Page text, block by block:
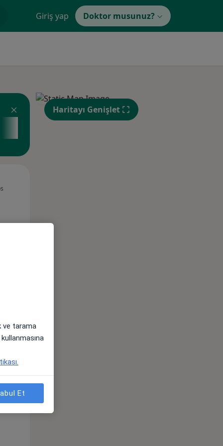
Giriş yap Doktor musunuz?
11 Ağustos
Haritayı Genişlet
ve tarama
Et